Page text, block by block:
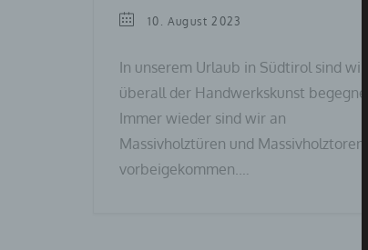
10. August 2023
In unserem Urlaub in Südtirol sind wir
überall der Handwerkskunst begegnet.
Immer wieder sind wir an
Massivholztüren und Massivholztoren
vorbeigekommen.…